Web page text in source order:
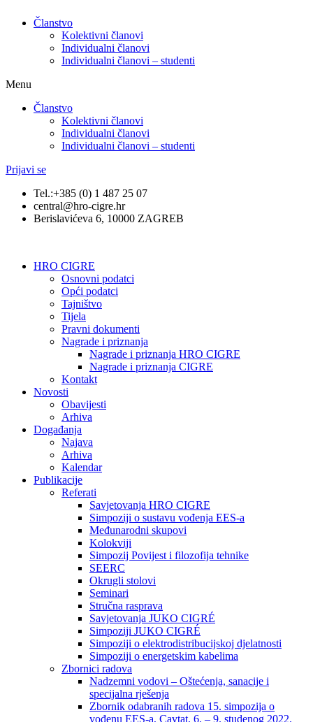
Članstvo
Kolektivni članovi
Individualni članovi
Individualni članovi – studenti
Menu
Članstvo
Kolektivni članovi
Individualni članovi
Individualni članovi – studenti
Prijavi se
Tel.:+385 (0) 1 487 25 07
central@hro-cigre.hr
Berislavićeva 6, 10000 ZAGREB
HRO CIGRE
Osnovni podatci​
Opći podatci
Tajništvo
Tijela
Pravni dokumenti
Nagrade i priznanja
Nagrade i priznanja HRO CIGRE
Nagrade i priznanja CIGRE
Kontakt
Novosti
Obavijesti
Arhiva
Događanja
Najava
Arhiva
Kalendar
Publikacije
Referati
Savjetovanja HRO CIGRE
Simpoziji o sustavu vođenja EES-a
Međunarodni skupovi
Kolokviji​
Simpozij Povijest i filozofija tehnike
SEERC
Okrugli stolovi
Seminari​
Stručna rasprava​
Savjetovanja JUKO CIGRÉ
Simpoziji JUKO CIGRÉ
Simpoziji o elektrodistribucijskoj djelatnosti
Simpoziji o energetskim kabelima
Zbornici radova
Nadzemni vodovi – Oštećenja, sanacije i
specijalna rješenja
Zbornik odabranih radova 15. simpozija o
vođenu EES-a, Cavtat, 6. – 9. studenog 2022.